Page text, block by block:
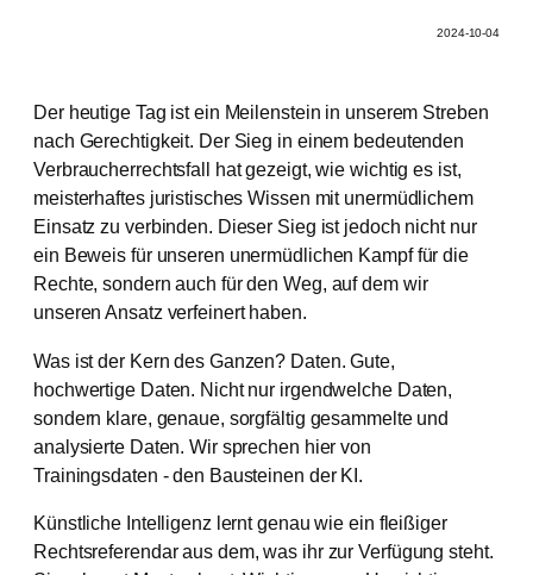
2024-10-04
Der heutige Tag ist ein Meilenstein in unserem Streben
nach Gerechtigkeit. Der Sieg in einem bedeutenden
Verbraucherrechtsfall hat gezeigt, wie wichtig es ist,
meisterhaftes juristisches Wissen mit unermüdlichem
Einsatz zu verbinden. Dieser Sieg ist jedoch nicht nur
ein Beweis für unseren unermüdlichen Kampf für die
Rechte, sondern auch für den Weg, auf dem wir
unseren Ansatz verfeinert haben.
Was ist der Kern des Ganzen? Daten. Gute,
hochwertige Daten. Nicht nur irgendwelche Daten,
sondern klare, genaue, sorgfältig gesammelte und
analysierte Daten. Wir sprechen hier von
Trainingsdaten - den Bausteinen der KI.
Künstliche Intelligenz lernt genau wie ein fleißiger
Rechtsreferendar aus dem, was ihr zur Verfügung steht.